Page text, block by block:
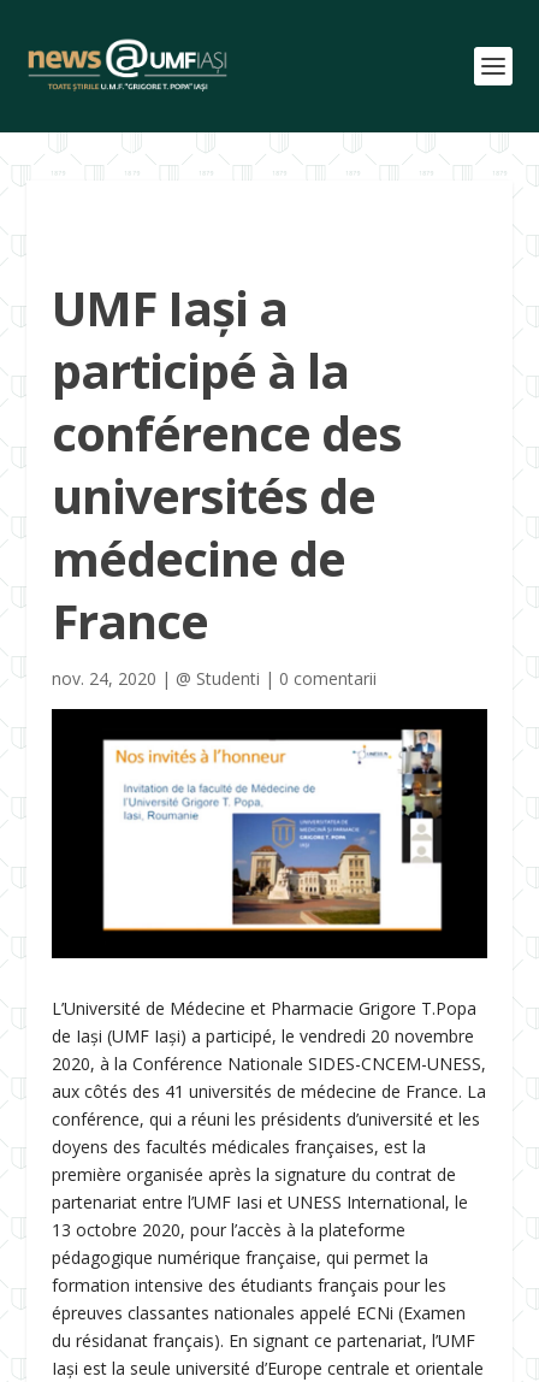
UMF Iași a
participé à la
conférence des
universités de
médecine de
France
nov. 24, 2020 | @ Studenti | 0 comentarii
L’Université de Médecine et Pharmacie Grigore T.Popa
de Iași (UMF Iaşi) a participé, le vendredi 20 novembre
2020, à la Conférence Nationale SIDES-CNCEM-UNESS,
aux côtés des 41 universités de médecine de France. La
conférence, qui a réuni les présidents d’université et les
doyens des facultés médicales françaises, est la
première organisée après la signature du contrat de
partenariat entre l’UMF Iasi et UNESS International, le
13 octobre 2020, pour l’accès à la plateforme
pédagogique numérique française, qui permet la
formation intensive des étudiants français pour les
épreuves classantes nationales appelé ECNi (Examen
du résidanat français). En signant ce partenariat, l’UMF
Iași est la seule université d’Europe centrale et orientale